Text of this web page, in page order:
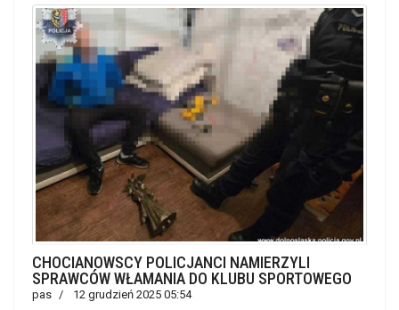
CHOCIANOWSCY POLICJANCI NAMIERZYLI
SPRAWCÓW WŁAMANIA DO KLUBU SPORTOWEGO
pas 12 grudzień 2025 05:54